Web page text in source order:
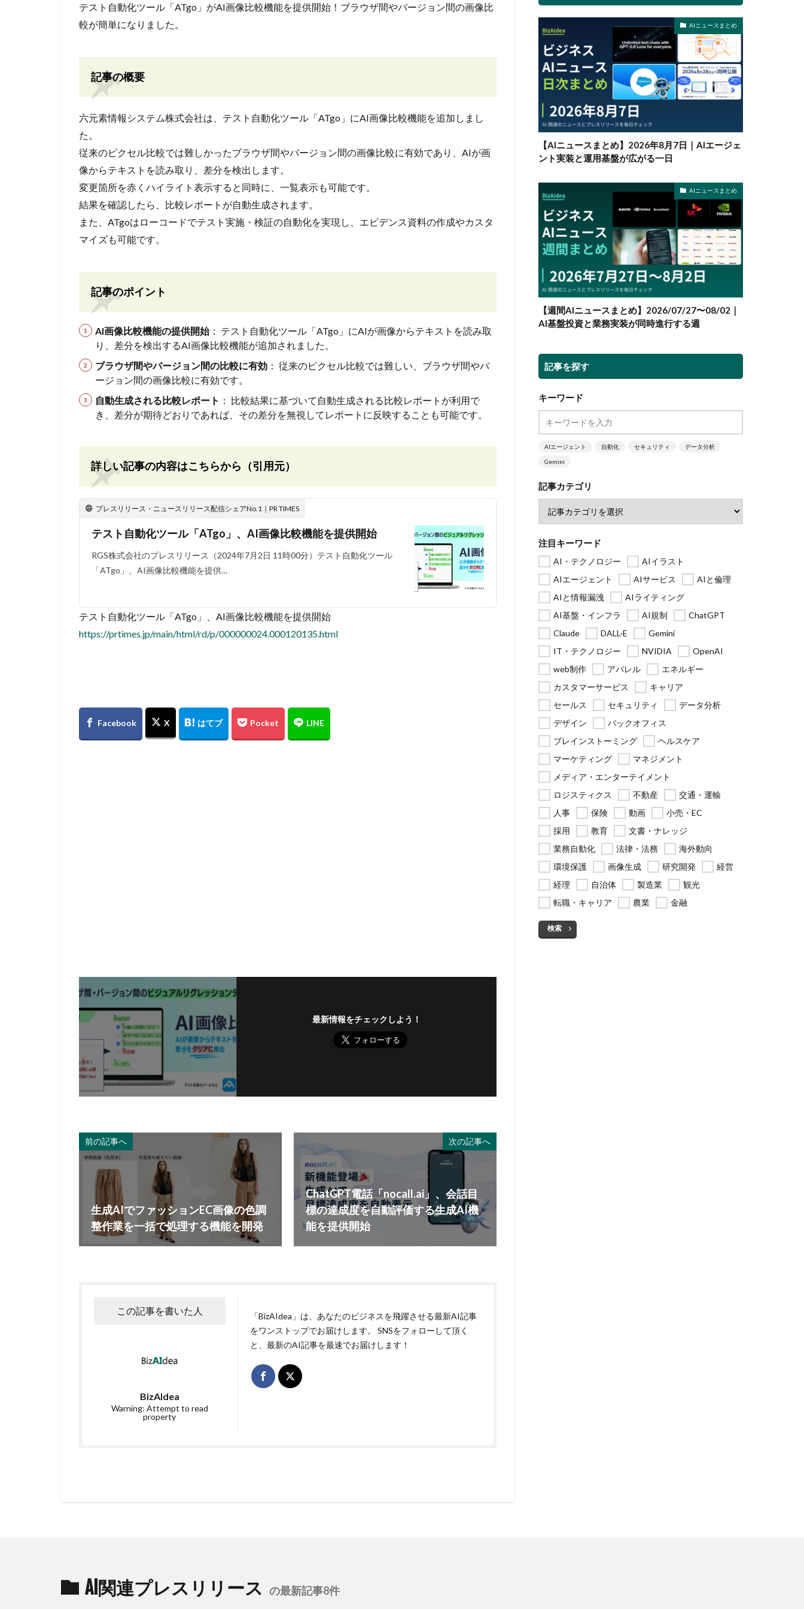
テスト自動化ツール「ATgo」がAI画像比較機能を提供開始！ブラウザ間やバージョン間の画像比
較が簡単になりました。
記事の概要
六元素情報システム株式会社は、テスト自動化ツール「ATgo」にAI画像比較機能を追加しまし
た。
従来のピクセル比較では難しかったブラウザ間やバージョン間の画像比較に有効であり、AIが画
像からテキストを読み取り、差分を検出します。
変更箇所を赤くハイライト表示すると同時に、一覧表示も可能です。
結果を確認したら、比較レポートが自動生成されます。
また、ATgoはローコードでテスト実施・検証の自動化を実現し、エビデンス資料の作成やカスタ
マイズも可能です。
記事のポイント
AI画像比較機能の提供開始： テスト自動化ツール「ATgo」にAIが画像からテキストを読み取
り、差分を検出するAI画像比較機能が追加されました。
ブラウザ間やバージョン間の比較に有効 ： 従来のピクセル比較では難しい、ブラウザ間やバ
ージョン間の画像比較に有効です。
自動生成される比較レポート ： 比較結果に基づいて自動生成される比較レポートが利用で
き、差分が期待どおりであれば、その差分を無視してレポートに反映することも可能です。
詳しい記事の内容はこちらから（引用元）
プレスリリース・ニュースリリース配信シェアNo.1｜PR TIMES
テスト自動化ツール「ATgo」、AI画像比較機能を提供開始
RGS株式会社のプレスリリース（2024年7月2日 11時00分）テスト自動化ツール
「ATgo」、AI画像比較機能を提供…
テスト自動化ツール「ATgo」、AI画像比較機能を提供開始
https://prtimes.jp/main/html/rd/p/000000024.000120135.html
最新情報をチェックしよう！
前の記事へ
生成AIでファッションEC画像の色調
整作業を一括で処理する機能を開発
次の記事へ
ChatGPT電話「nocall.ai」、会話目
標の達成度を自動評価する生成AI機
能を提供開始
この記事を書いた人
BizAIdea
Warning: Attempt to read
property
「BizAIdea」は、あなたのビジネスを飛躍させる最新AI記事
をワンストップでお届けします。 SNSをフォローして頂く
と、最新のAI記事を最速でお届けします！
AIニュースまとめ
【AIニュースまとめ】2026年8月7日｜AIエージェ
ント実装と運用基盤が広がる一日
AIニュースまとめ
【週間AIニュースまとめ】2026/07/27〜08/02｜
AI基盤投資と業務実装が同時進行する週
記事を探す
キーワード
AIエージェント 自動化 セキュリティ データ分析
Gemini
記事カテゴリ
注目キーワード
AI・テクノロジー
AIイラスト
AIエージェント
AIサービス
AIと倫理
AIと情報漏洩
AIライティング
AI基盤・インフラ
AI規制
ChatGPT
Claude
DALL·E
Gemini
IT・テクノロジー
NVIDIA
OpenAI
web制作
アパレル
エネルギー
カスタマーサービス
キャリア
セールス
セキュリティ
データ分析
デザイン
バックオフィス
ブレインストーミング
ヘルスケア
マーケティング
マネジメント
メディア・エンターテイメント
ロジスティクス
不動産
交通・運輸
人事
保険 動画
小売・EC
採用
教育
文書・ナレッジ
業務自動化
法律・法務
海外動向
環境保護
画像生成 研究開発
経営
経理
自治体 製造業
観光
転職・キャリア
農業 金融
検索
AI関連プレスリリース の最新記事8件